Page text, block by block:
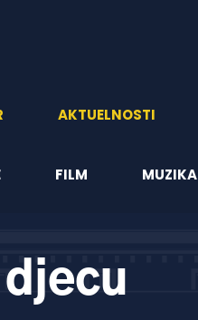
AKTUELNOSTI
FILM MUZIKA